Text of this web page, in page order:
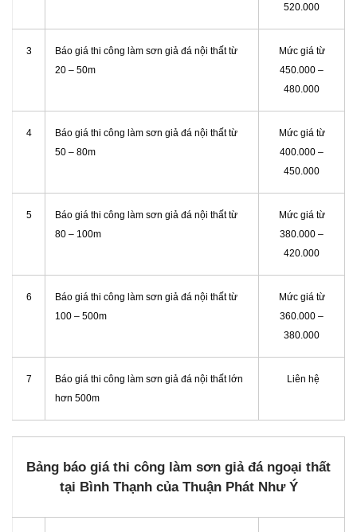
520.000
3
Báo giá thi công làm sơn giả đá nội thất từ
20 – 50m
Mức giá từ
450.000 –
480.000
4
Báo giá thi công làm sơn giả đá nội thất từ
50 – 80m
Mức giá từ
400.000 –
450.000
5
Báo giá thi công làm sơn giả đá nội thất từ
80 – 100m
Mức giá từ
380.000 –
420.000
6
Báo giá thi công làm sơn giả đá nội thất từ
100 – 500m
Mức giá từ
360.000 –
380.000
7
Báo giá thi công làm sơn giả đá nội thất lớn
hơn 500m
Liên hệ
Bảng báo giá thi công làm sơn giả đá ngoại thất
tại Bình Thạnh của Thuận Phát Như Ý